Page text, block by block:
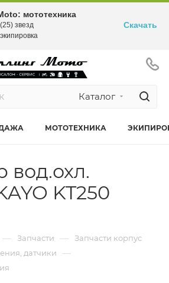
Каталог
МОТОТЕХНИКА
вод.охл.
KT250
— Запчасти — Запчасти корпус
датчики —
мототехника
(25) звезд
Скачать